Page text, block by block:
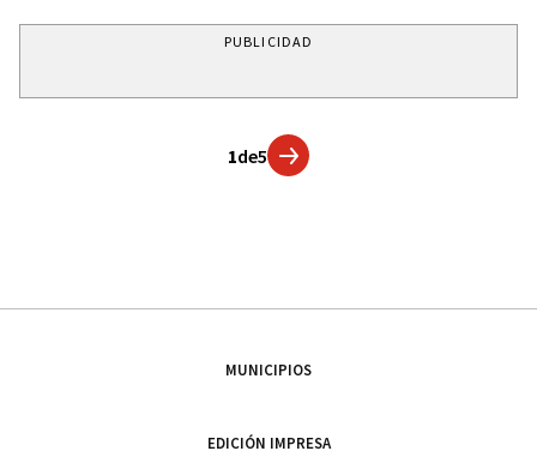
PUBLICIDAD
1de5
MUNICIPIOS
EDICIÓN IMPRESA